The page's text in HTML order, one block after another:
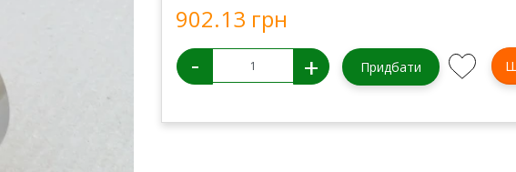
902.13 грн
- + Придбати